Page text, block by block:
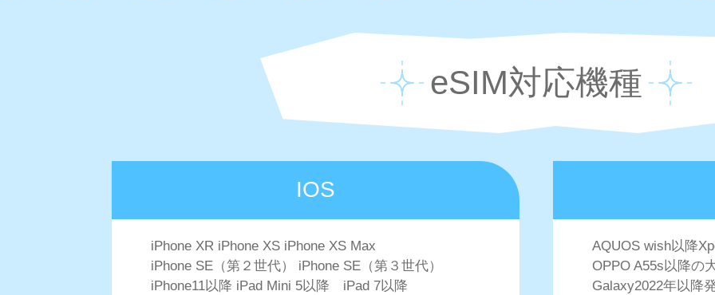
eSIM対応機種
IOS
iPhone XR iPhone XS iPhone XS Max
iPhone SE（第２世代） iPhone SE（第３世代）
iPhone11以降 iPad Mini 5以降 iPad 7以降
AQUOS wish以降
OPPO A55s以降の
Galaxy2022年以降